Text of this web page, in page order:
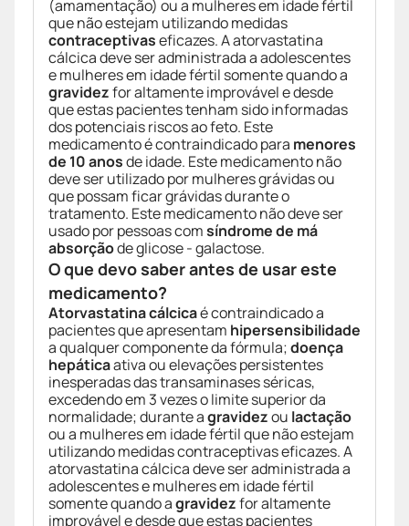
(amamentação) ou a mulheres em idade fértil
que não estejam utilizando medidas
contraceptivaseficazes. A atorvastatina
cálcica deve ser administrada a adolescentes
e mulheres em idade fértil somente quando a
gravidezfor altamente improvável e desde
que estas pacientes tenham sido informadas
dos potenciais riscos ao feto. Este
medicamento é contraindicado para menores
de 10 anosde idade. Este medicamento não
deve ser utilizado por mulheres grávidas ou
que possam ficar grávidas durante o
tratamento. Este medicamento não deve ser
usado por pessoas comsíndrome de má
absorçãode glicose - galactose.
O que devo saber antes de usar este
medicamento?
Atorvastatina cálcicaé contraindicado a
pacientes que apresentam hipersensibilidade
a qualquer componente da fórmula;doença
hepáticaativa ou elevações persistentes
inesperadas das transaminases séricas,
excedendo em 3 vezes o limite superior da
normalidade; durante agravidezou lactação
ou a mulheres em idade fértil que não estejam
utilizando medidas contraceptivas eficazes. A
atorvastatina cálcica deve ser administrada a
adolescentes e mulheres em idade fértil
somente quando agravidezfor altamente
improvável e desde que estas pacientes